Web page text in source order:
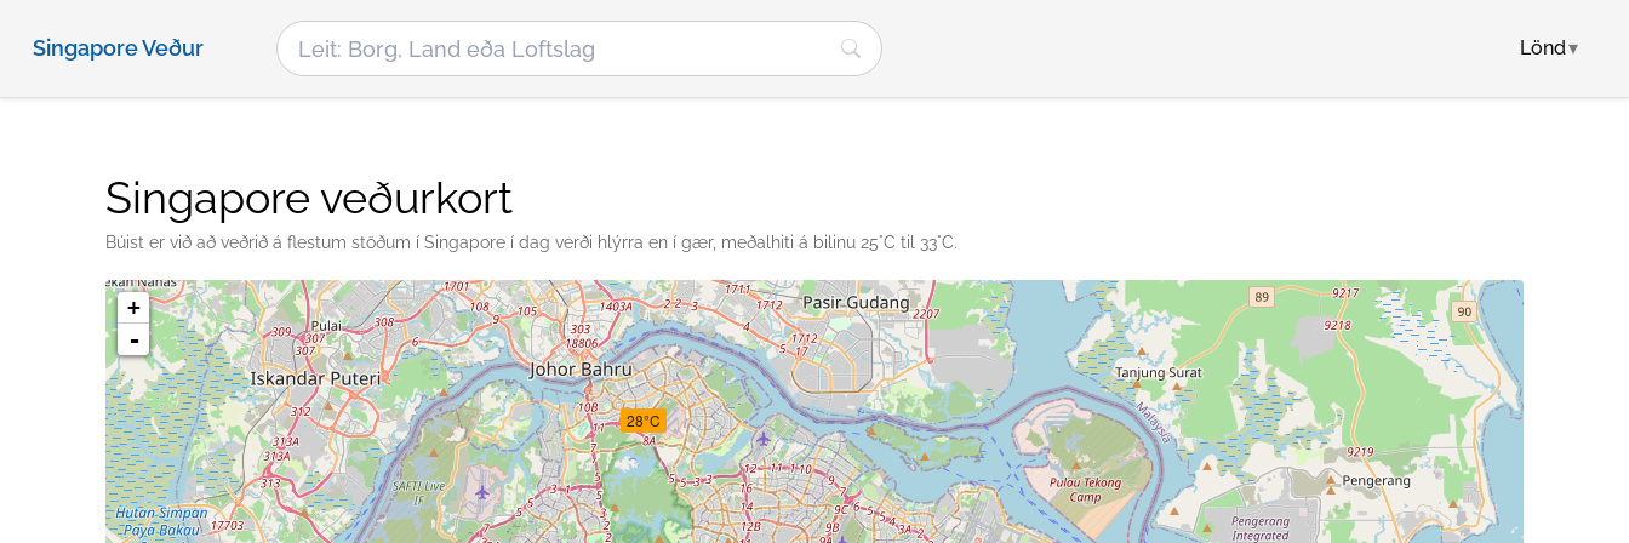
Singapore Veður Lönd▾
Singapore veðurkort
Búist er við að veðrið á flestum stöðum í Singapore í dag verði hlýrra en í gær, meðalhiti á bilinu 25°C til 33°C.
28°C
+
-